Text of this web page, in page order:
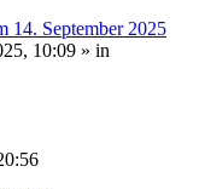
14. September 2025
10:09 » in